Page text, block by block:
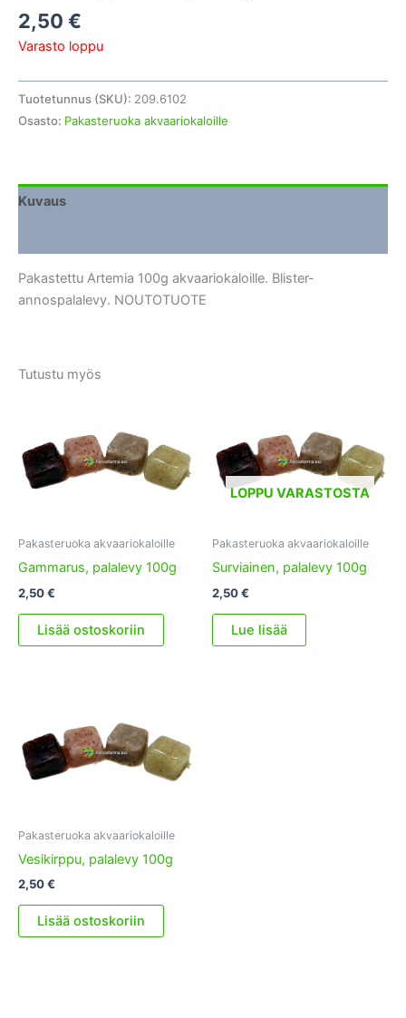
2,50 €
Varasto loppu
Tuotetunnus (SKU): 209.6102
Osasto: Pakasteruoka akvaariokaloille
Kuvaus
Pakastettu Artemia 100g akvaariokaloille. Blister-
annospalalevy. NOUTOTUOTE
Tutustu myös
Pakasteruoka akvaariokaloille
Gammarus, palalevy 100g
2,50€
Lisää ostoskoriin
LOPPU VARASTOSTA
Pakasteruoka akvaariokaloille
Surviainen, palalevy 100g
2,50€
Lue lisää
Pakasteruoka akvaariokaloille
Vesikirppu, palalevy 100g
2,50€
Lisää ostoskoriin